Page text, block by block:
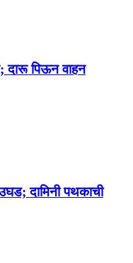
दारू पिऊन वाहन
दामिनी पथकाची